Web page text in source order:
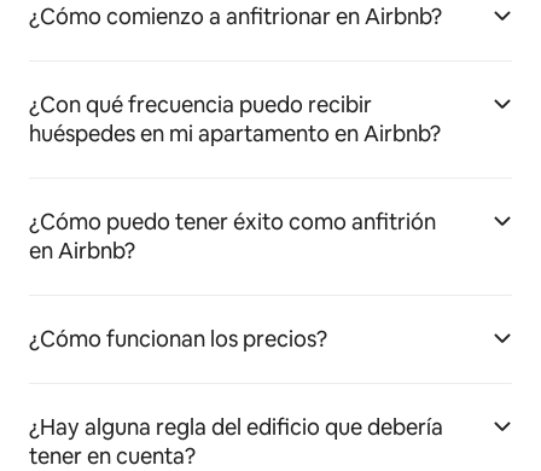
¿Cómo comienzo a anfitrionar en Airbnb?
¿Con qué frecuencia puedo recibir
huéspedes en mi apartamento en Airbnb?
¿Cómo puedo tener éxito como anfitrión
en Airbnb?
¿Cómo funcionan los precios?
¿Hay alguna regla del edificio que debería
tener en cuenta?